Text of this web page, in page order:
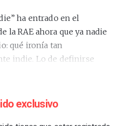
ha entrado en el
la RAE ahora que ya nadie
qué ironía tan
indie. Lo de definirse
Planetas le preguntaron
exclusivo